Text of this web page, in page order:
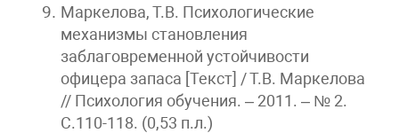
Маркелова, Т.В. Психологические
механизмы становления
заблаговременной устойчивости
офицера запаса [Текст] / Т.В. Маркелова
// Психология обучения. – 2011. – № 2.
С.110-118. (0,53 п.л.)